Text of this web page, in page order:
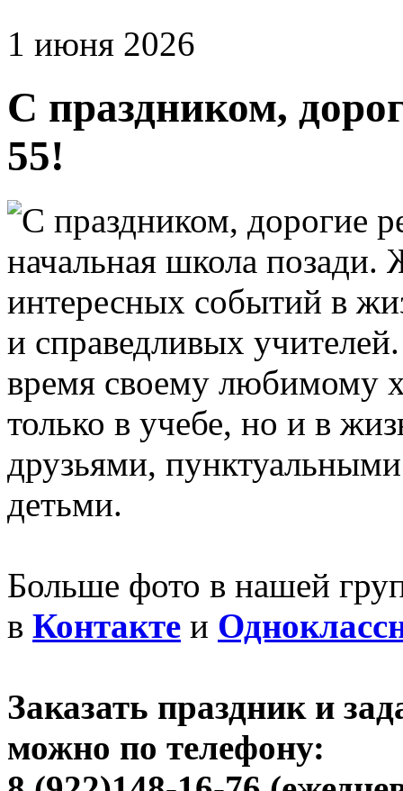
1 июня 2026
С праздником,
55!
начальная школа
интересных событий в
и справедливых
время своему любимому
только в учебе, но и в
друзьями,
детьми.
Больше фото в нашей
в Контакте и
Заказать праздник и
можно по телефону: